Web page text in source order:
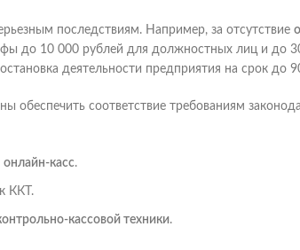
последствиям. Например, за отсутствие
до 10 000 рублей для должностных лиц и до
деятельности предприятия на срок до
соответствие требованиям
онлайн-касс.
ККТ.
кассовой техники.